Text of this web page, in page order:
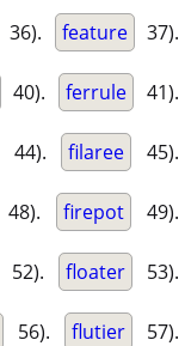
36). feature 37).
40). ferrule 41).
44). filaree 45).
48). firepot 49).
52). floater 53).
56). flutier 57).